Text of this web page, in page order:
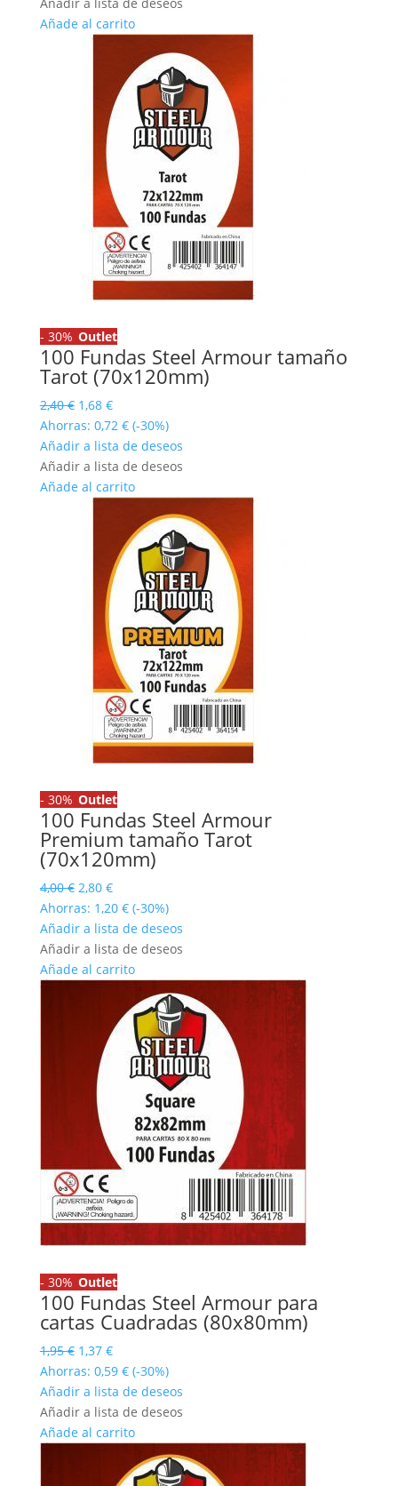
3,50 €.2,45 €.
Añade al carrito
- 30% Outlet
100 Fundas Steel Armour tamaño
Tarot (70x120mm)
2,40€ El
precio
original
era:
2,40 €.
1,68 €El
precio
actual
es:
1,68 €.
Ahorras: 0,72 € (-30%)
Añadir a lista de deseos
Añadir a lista de deseos
Añade al carrito
- 30% Outlet
100 Fundas Steel Armour
Premium tamaño Tarot
(70x120mm)
4,00€ El
precio
original
era:
4,00 €.
2,80 €El
precio
actual
es:
2,80 €.
Ahorras: 1,20 € (-30%)
Añadir a lista de deseos
Añadir a lista de deseos
Añade al carrito
- 30% Outlet
100 Fundas Steel Armour para
cartas Cuadradas (80x80mm)
1,95€ El
precio
original
era:
1,95 €.
1,37 €El
precio
actual
es:
1,37 €.
Ahorras: 0,59 € (-30%)
Añadir a lista de deseos
Añadir a lista de deseos
Añade al carrito